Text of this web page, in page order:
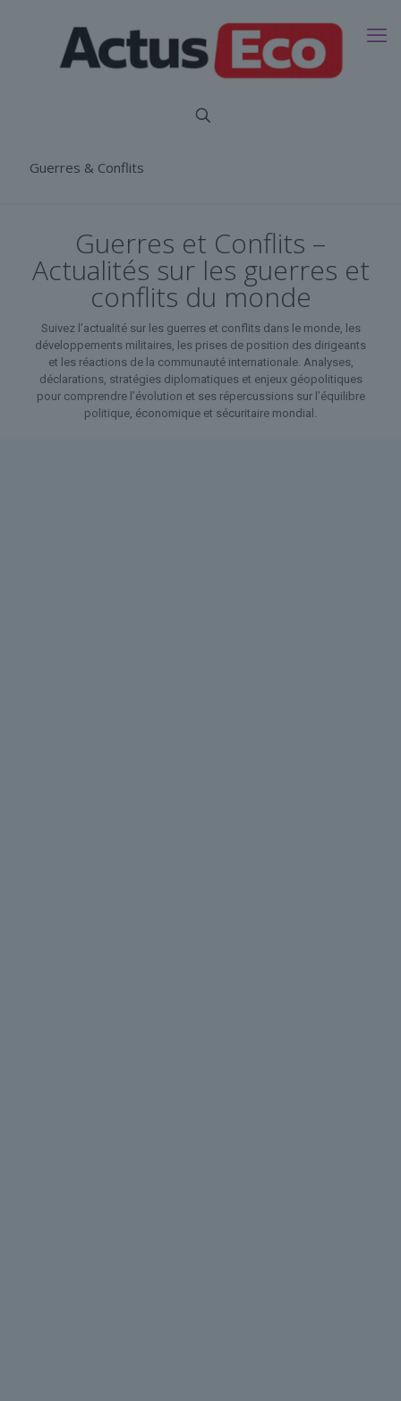
Guerres & Conflits
Guerres et Conflits –
Actualités sur les guerres et
conflits du monde
Suivez l’actualité sur les guerres et conflits dans le monde, les
développements militaires, les prises de position des dirigeants
et les réactions de la communauté internationale. Analyses,
déclarations, stratégies diplomatiques et enjeux géopolitiques
pour comprendre l’évolution et ses répercussions sur l’équilibre
politique, économique et sécuritaire mondial.